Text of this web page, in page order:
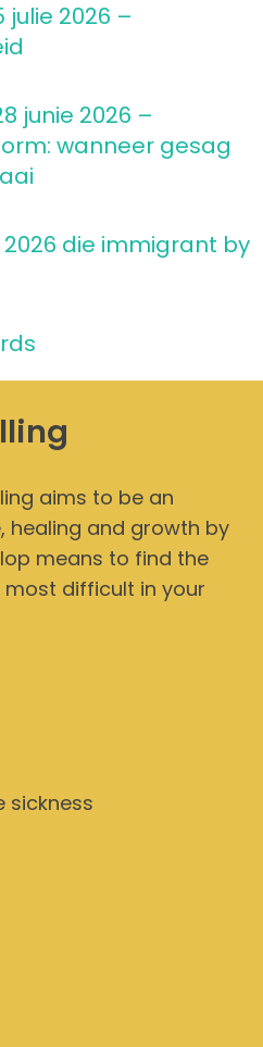
2026 –
junie 2026 –
wanneer gesag
2026 die immigrant by
aims to be an
healing and growth by
means to find the
difficult in your
sickness